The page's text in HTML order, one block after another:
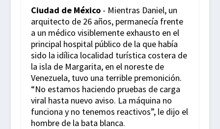
Ciudad de México - Mientras Daniel, un
arquitecto de 26 años, permanecía frente
a un médico visiblemente exhausto en el
principal hospital público de la que había
sido la idílica localidad turística costera de
la isla de Margarita, en el noreste de
Venezuela, tuvo una terrible premonición.
“No estamos haciendo pruebas de carga
viral hasta nuevo aviso. La máquina no
funciona y no tenemos reactivos”, le dijo el
hombre de la bata blanca.